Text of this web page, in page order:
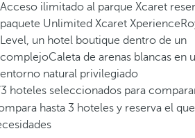
Acceso ilimitado al parque Xcaret
paquete Unlimited Xcaret Xperience
Level, un hotel boutique dentro de un
complejoCaleta de arenas blancas en
entorno natural privilegiado
hoteles seleccionados para
hasta 3 hoteles y reserva el